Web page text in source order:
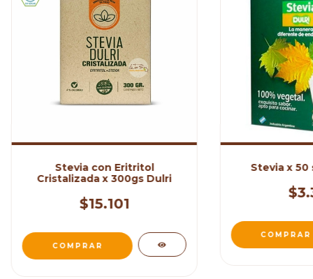
Stevia con Eritritol
Cristalizada x 300gs Dulri
$15.101
Stevia x 50